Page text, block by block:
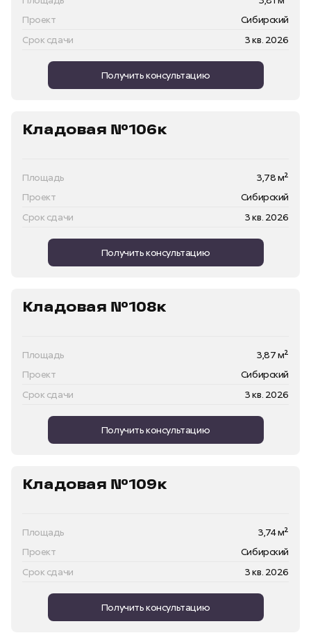
Проект
Сибирский
Срок сдачи
3 кв. 2026
Получить консультацию
Кладовая №106к
Проект
Сибирский
Срок сдачи
3 кв. 2026
Площадь 3,78 м²
Получить консультацию
Кладовая №108к
Проект
Сибирский
Срок сдачи
3 кв. 2026
Площадь 3,87 м²
Получить консультацию
Кладовая №109к
Проект
Сибирский
Срок сдачи
3 кв. 2026
Площадь 3,74 м²
Получить консультацию